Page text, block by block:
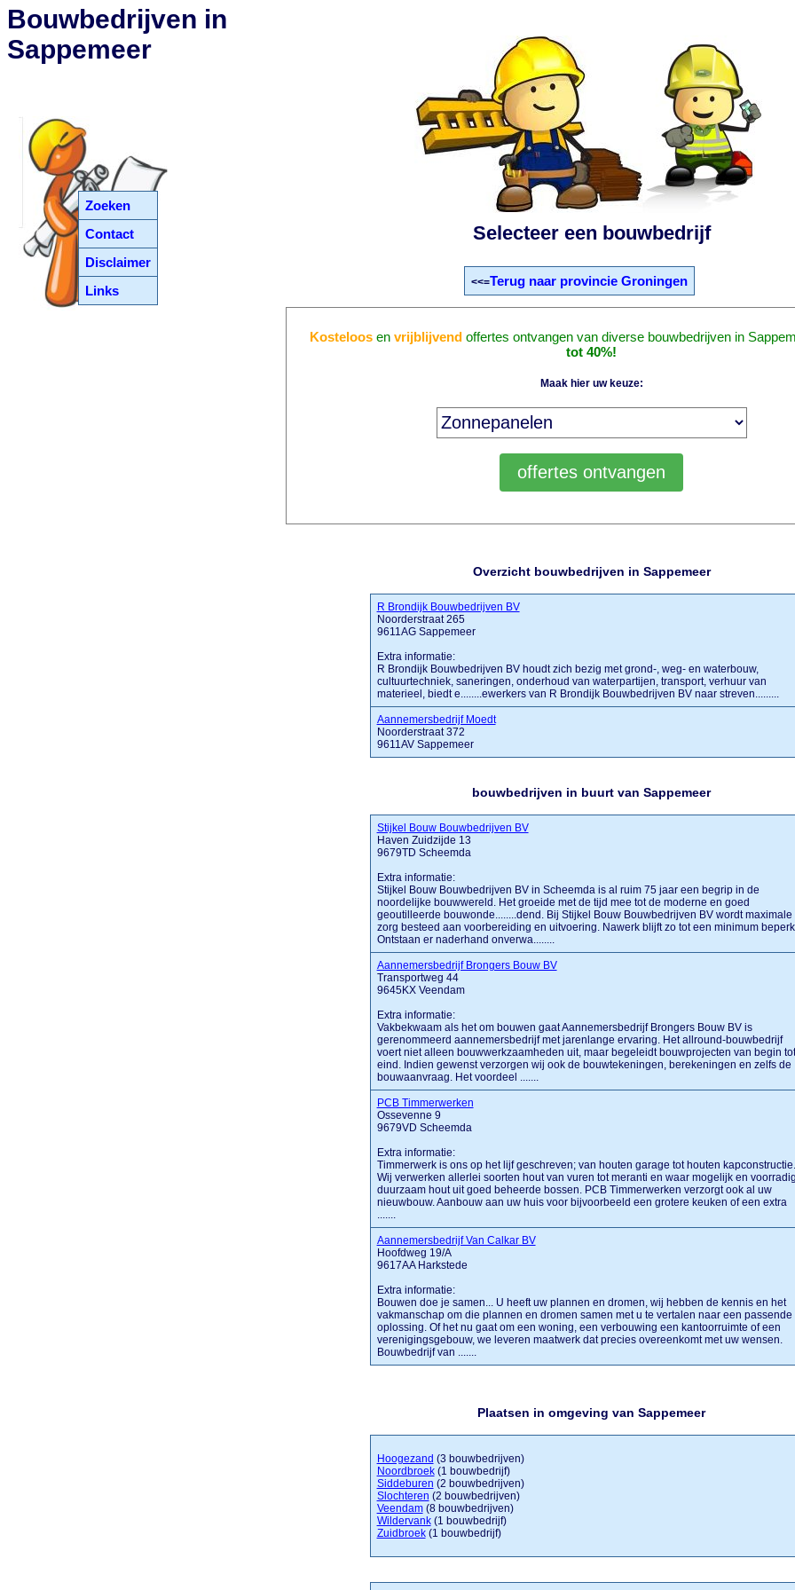
Zoeken
Contact
Disclaimer
Links
Bouwbedrijven in
Sappemeer
Selecteer een bouwbedrijf
<<=Terug naar provincie Groningen
Kosteloosen vrijblijvendoffertes ontvangen van diverse bouwbedrijven in
tot 40%!
Maak hier uw keuze:
Overzicht bouwbedrijven in Sappemeer
R Brondijk Bouwbedrijven BV
Noorderstraat 265
9611AG Sappemeer
Extra informatie:
R Brondijk Bouwbedrijven BV houdt zich bezig met grond-, weg- en waterbouw,
cultuurtechniek, saneringen, onderhoud van waterpartijen, transport, verhuur van
materieel, biedt e........ewerkers van R Brondijk Bouwbedrijven BV naar streven.........
Aannemersbedrijf Moedt
Noorderstraat 372
9611AV Sappemeer
bouwbedrijven in buurt van Sappemeer
Stijkel Bouw Bouwbedrijven BV
Haven Zuidzijde 13
9679TD Scheemda
Extra informatie:
Stijkel Bouw Bouwbedrijven BV in Scheemda is al ruim 75 jaar een begrip in de
noordelijke bouwwereld. Het groeide met de tijd mee tot de moderne en goed
geoutilleerde bouwonde........dend. Bij Stijkel Bouw Bouwbedrijven BV wordt maximale
zorg besteed aan voorbereiding en uitvoering. Nawerk blijft zo tot een minimum
Ontstaan er naderhand onverwa........
Aannemersbedrijf Brongers Bouw BV
Transportweg 44
9645KX Veendam
Extra informatie:
Vakbekwaam als het om bouwen gaat Aannemersbedrijf Brongers Bouw BV is
gerenommeerd aannemersbedrijf met jarenlange ervaring. Het allround-bouwbedrijf
voert niet alleen bouwwerkzaamheden uit, maar begeleidt bouwprojecten van begin tot
eind. Indien gewenst verzorgen wij ook de bouwtekeningen, berekeningen en zelfs de
bouwaanvraag. Het voordeel .......
PCB Timmerwerken
Ossevenne 9
9679VD Scheemda
Extra informatie:
Timmerwerk is ons op het lijf geschreven; van houten garage tot houten kapconstructie.
Wij verwerken allerlei soorten hout van vuren tot meranti en waar mogelijk en voorradig
duurzaam hout uit goed beheerde bossen. PCB Timmerwerken verzorgt ook al uw
nieuwbouw. Aanbouw aan uw huis voor bijvoorbeeld een grotere keuken of een extra
.......
Aannemersbedrijf Van Calkar BV
Hoofdweg 19/A
9617AA Harkstede
Extra informatie:
Bouwen doe je samen... U heeft uw plannen en dromen, wij hebben de kennis en het
vakmanschap om die plannen en dromen samen met u te vertalen naar een passende
oplossing. Of het nu gaat om een woning, een verbouwing een kantoorruimte of een
verenigingsgebouw, we leveren maatwerk dat precies overeenkomt met uw wensen.
Bouwbedrijf van .......
Plaatsen in omgeving van Sappemeer
Hoogezand (3 bouwbedrijven)
Noordbroek(1 bouwbedrijf)
Siddeburen (2 bouwbedrijven)
Slochteren (2 bouwbedrijven)
Veendam(8 bouwbedrijven)
Wildervank(1 bouwbedrijf)
Zuidbroek(1 bouwbedrijf)